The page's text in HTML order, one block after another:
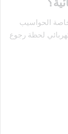
الحواسيب
لحظة رجوع